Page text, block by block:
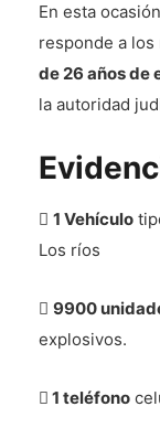
En esta
responde a los
de 26 años de
la autoridad
 1 Vehículo
Los ríos
 9900
explosivos.
 1 teléfono